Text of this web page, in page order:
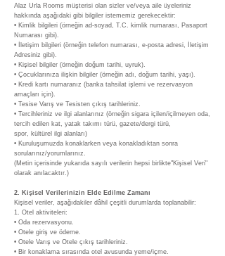
Alaz Urla Rooms müşterisi olan sizler ve/veya aile üyeleriniz
hakkında aşağıdaki gibi bilgiler istememiz gerekecektir:
• Kimlik bilgileri (örneğin ad-soyad, T.C. kimlik numarası, Pasaport
Numarası gibi).
• İletişim bilgileri (örneğin telefon numarası, e-posta adresi, İletişim
Adresiniz gibi).
• Kişisel bilgiler (örneğin doğum tarihi, uyruk).
• Çocuklarınıza ilişkin bilgiler (örneğin adı, doğum tarihi, yaşı).
• Kredi kartı numaranız (banka tahsilat işlemi ve rezervasyon
amaçları için).
• Tesise Varış ve Tesisten çıkış tarihleriniz.
• Tercihleriniz ve ilgi alanlarınız (örneğin sigara içilen/içilmeyen oda,
tercih edilen kat, yatak takımı türü, gazete/dergi türü,
spor, kültürel ilgi alanları)
• Kuruluşumuzda konaklarken veya konakladıktan sonra
sorularınız/yorumlarınız.
(Metin içerisinde yukarıda sayılı verilerin hepsi birlikte"Kişisel Veri"
olarak anılacaktır.)
2. Kişisel Verilerinizin Elde Edilme Zamanı
Kişisel veriler, aşağıdakiler dâhil çeşitli durumlarda toplanabilir:
1. Otel aktiviteleri:
• Oda rezervasyonu.
• Otele giriş ve ödeme.
• Otele Varış ve Otele çıkış tarihleriniz.
• Bir konaklama sırasında otel avusunda yeme/içme.